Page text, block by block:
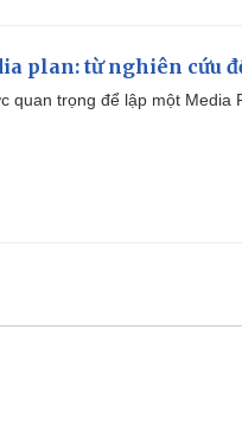
plan: từ nghiên cứu
quan trọng để lập một Media